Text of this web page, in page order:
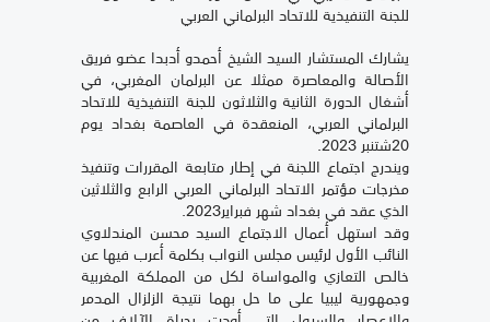
للجنة التنفيذية للاتحاد البرلماني العربي
يشارك المستشار السيد الشيخ أحمدو أدبدا عضو فريق
الأصالة والمعاصرة ممثلا عن البرلمان المغربي، في
أشغال الدورة الثانية والثلاثون للجنة التنفيذية للاتحاد
البرلماني العربي، المنعقدة في العاصمة بغداد يوم
20شتنبر 2023.
ويندرج اجتماع اللجنة في إطار متابعة المقررات وتنفيذ
مخرجات مؤتمر الاتحاد البرلماني العربي الرابع والثلاثين
الذي عقد في بغداد شهر فبراير2023.
وقد استهل أعمال الاجتماع السيد محسن المندلاوي
النائب الأول لرئيس مجلس النواب بكلمة أعرب فيها عن
خالص التعازي والمواساة لكل من المملكة المغربية
وجمهورية ليبيا على ما حل بهما نتيجة الزلزال المدمر